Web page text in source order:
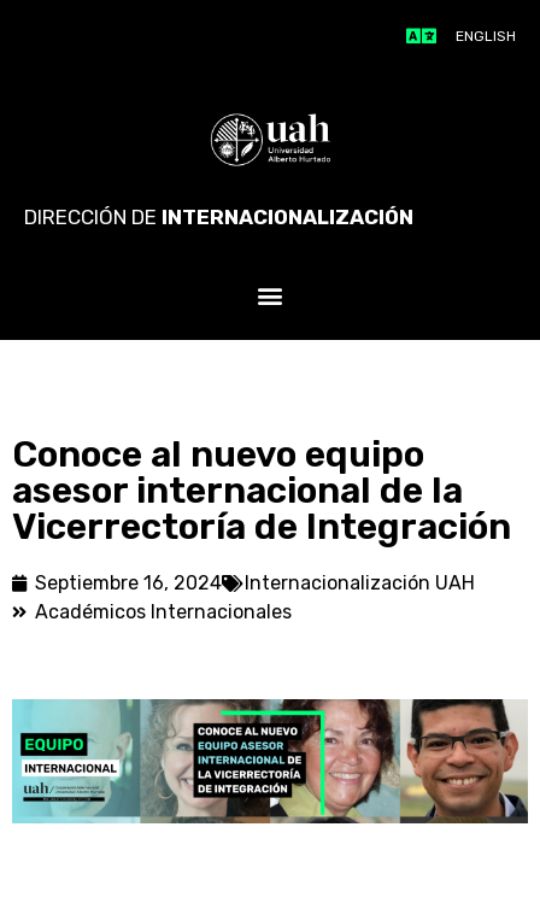
ENGLISH
DIRECCIÓN DE INTERNACIONALIZACIÓN
Conoce al nuevo equipo
asesor internacional de la
Vicerrectoría de Integración
Septiembre 16, 2024
Internacionalización UAH
Académicos Internacionales